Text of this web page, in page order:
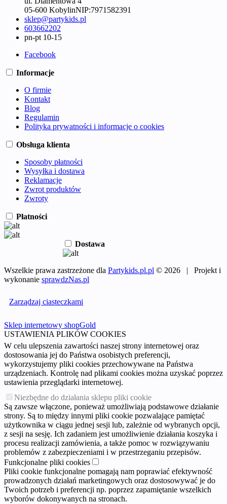
05-600 KobylinNIP:7971582391
sklep@partykids.pl
603662202
pn-pt 10-15
Facebook
Informacje
O firmie
Kontakt
Blog
Regulamin
Polityka prywatności i informacje o cookies
Obsługa klienta
Sposoby płatności
Wysyłka i dostawa
Reklamacje
Zwrot produktów
Zwroty
Płatności
Dostawa
Wszelkie prawa zastrzeżone dla Partykids.pl.pl © 2026 | Projekt i
wykonanie sprawdzNas.pl
Zarządzaj ciasteczkami
Sklep internetowy shopGold
USTAWIENIA PLIKÓW COOKIES
W celu ulepszenia zawartości naszej strony internetowej oraz
dostosowania jej do Państwa osobistych preferencji,
wykorzystujemy pliki cookies przechowywane na Państwa
urządzeniach. Kontrolę nad plikami cookies można uzyskać poprzez
ustawienia przeglądarki internetowej.
Niezbędne do działania sklepu pliki cookie
Są zawsze włączone, ponieważ umożliwiają podstawowe działanie
strony. Są to między innymi pliki cookie pozwalające pamiętać
użytkownika w ciągu jednej sesji lub, zależnie od wybranych opcji,
z sesji na sesję. Ich zadaniem jest umożliwienie działania koszyka i
procesu realizacji zamówienia, a także pomoc w rozwiązywaniu
problemów z zabezpieczeniami i w przestrzeganiu przepisów.
Funkcjonalne pliki cookies
Pliki cookie funkcjonalne pomagają nam poprawiać efektywność
prowadzonych działań marketingowych oraz dostosowywać je do
Twoich potrzeb i preferencji np. poprzez zapamiętanie wszelkich
wyborów dokonywanych na stronach.